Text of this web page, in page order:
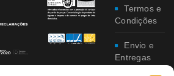
Termos e
Condições
Envio e
Entregas